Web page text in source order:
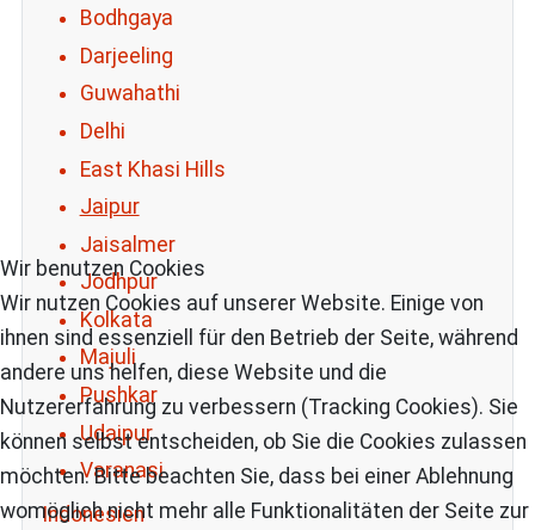
Bodhgaya
Darjeeling
Guwahathi
Delhi
East Khasi Hills
Jaipur
Jaisalmer
Jodhpur
Kolkata
Majuli
Pushkar
Udaipur
Varanasi
Indonesien
Wir benutzen Cookies
Wir nutzen Cookies auf unserer Website. Einige von
ihnen sind essenziell für den Betrieb der Seite, während
andere uns helfen, diese Website und die
Nutzererfahrung zu verbessern (Tracking Cookies). Sie
können selbst entscheiden, ob Sie die Cookies zulassen
möchten. Bitte beachten Sie, dass bei einer Ablehnung
womöglich nicht mehr alle Funktionalitäten der Seite zur